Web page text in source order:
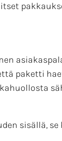
paketti
sisällä,